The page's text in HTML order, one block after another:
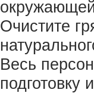
Очистите
Весь
подготовку